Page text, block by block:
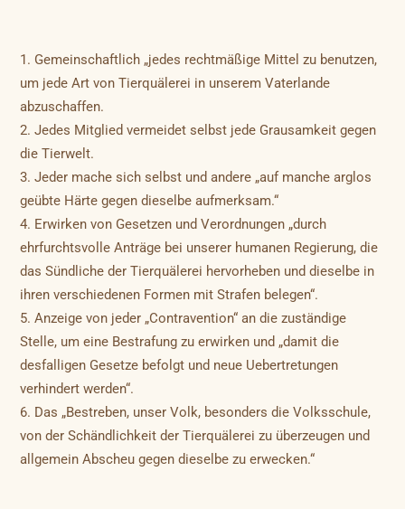
Gemeinschaftlich „jedes rechtmäßige Mittel zu benutzen,
um jede Art von Tierquälerei in unserem Vaterlande
abzuschaffen.
Jedes Mitglied vermeidet selbst jede Grausamkeit gegen
die Tierwelt.
Jeder mache sich selbst und andere „auf manche arglos
geübte Härte gegen dieselbe aufmerksam.“
Erwirken von Gesetzen und Verordnungen „durch
ehrfurchtsvolle Anträge bei unserer humanen Regierung, die
das Sündliche der Tierquälerei hervorheben und dieselbe in
ihren verschiedenen Formen mit Strafen belegen“.
Anzeige von jeder „Contravention“ an die zuständige
Stelle, um eine Bestrafung zu erwirken und „damit die
desfalligen Gesetze befolgt und neue Uebertretungen
verhindert werden“.
Das „Bestreben, unser Volk, besonders die Volksschule,
von der Schändlichkeit der Tierquälerei zu überzeugen und
allgemein Abscheu gegen dieselbe zu erwecken.“